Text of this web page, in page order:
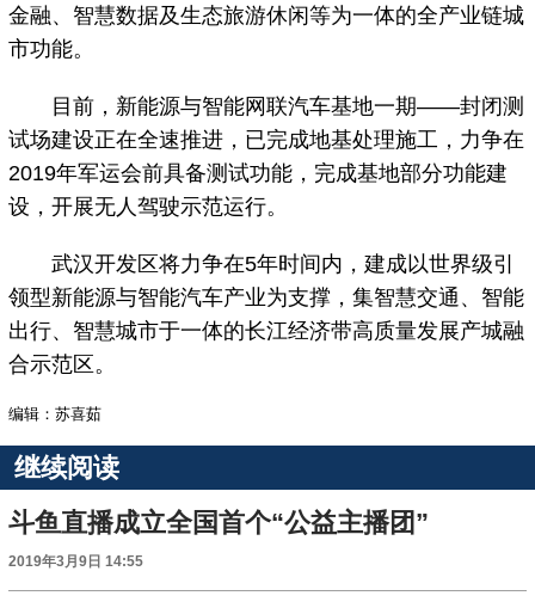
金融、智慧数据及生态旅游休闲等为一体的全产业链城
市功能。
目前，新能源与智能网联汽车基地一期——封闭测
试场建设正在全速推进，已完成地基处理施工，力争在
2019年军运会前具备测试功能，完成基地部分功能建
设，开展无人驾驶示范运行。
武汉开发区将力争在5年时间内，建成以世界级引
领型新能源与智能汽车产业为支撑，集智慧交通、智能
出行、智慧城市于一体的长江经济带高质量发展产城融
合示范区。
编辑：苏喜茹
继续阅读
斗鱼直播成立全国首个“公益主播团”
2019年3月9日 14:55